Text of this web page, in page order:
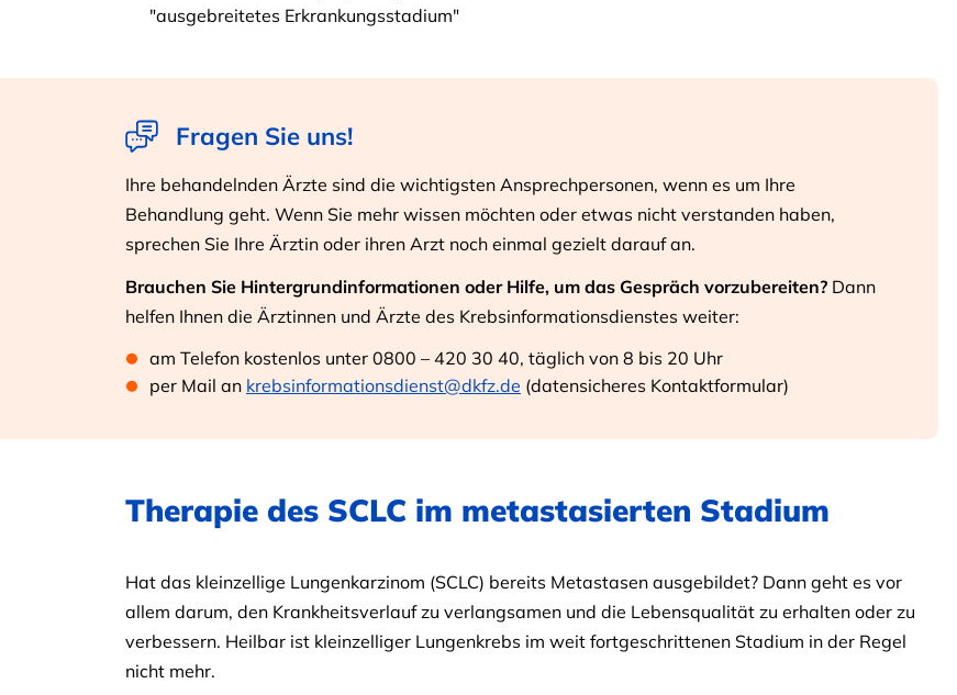
"ausgebreitetes Erkrankungsstadium"
Fragen Sie uns!
Ihre behandelnden Ärzte sind die wichtigsten Ansprechpersonen, wenn es um Ihre
Behandlung geht. Wenn Sie mehr wissen möchten oder etwas nicht verstanden haben,
sprechen Sie Ihre Ärztin oder ihren Arzt noch einmal gezielt darauf an.
Brauchen Sie Hintergrundinformationen oder Hilfe, um das Gespräch vorzubereiten? Dann
helfen Ihnen die Ärztinnen und Ärzte des Krebsinformationsdienstes weiter:
am Telefon kostenlos unter 0800 – 420 30 40, täglich von 8 bis 20 Uhr
per Mail an krebsinformationsdienst@dkfz.de (datensicheres Kontaktformular)
Therapie des SCLC im metastasierten Stadium
Hat das kleinzellige Lungenkarzinom (SCLC) bereits Metastasen ausgebildet? Dann geht es vor
allem darum, den Krankheitsverlauf zu verlangsamen und die Lebensqualität zu erhalten oder zu
verbessern. Heilbar ist kleinzelliger Lungenkrebs im weit fortgeschrittenen Stadium in der Regel
nicht mehr.